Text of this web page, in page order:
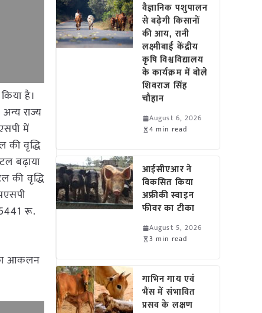
है।
राज्य
में
की वृद्धि
बढ़ाया
की वृद्धि
रू.
आकलन
वैज्ञानिक पशुपालन
से बढ़ेगी किसानों
की आय, रानी
लक्ष्मीबाई केंद्रीय
कृषि विश्वविद्यालय
के कार्यक्रम में बोले
शिवराज सिंह
चौहान
August 6, 2026
4 min read
आईसीएआर ने
विकसित किया
अफ्रीकी स्वाइन
फीवर का टीका
August 5, 2026
3 min read
गाभिन गाय एवं
भैंस में संभावित
प्रसव के लक्षण